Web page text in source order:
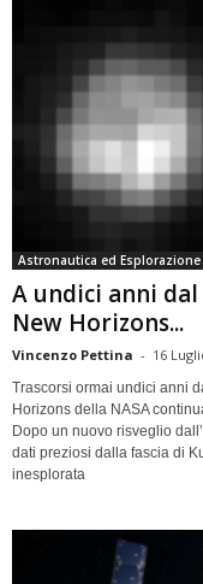
Astronautica ed Esplorazione
A undici anni
New Horizons...
Vincenzo Pettina - 16
Trascorsi ormai undici anni
Horizons della NASA
Dopo un nuovo risveglio
dati preziosi dalla fascia di
inesplorata